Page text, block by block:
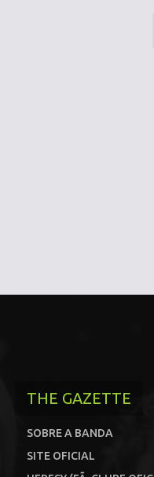
THE GAZETTE
SOBRE A BANDA
SITE OFICIAL